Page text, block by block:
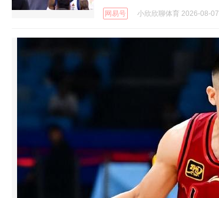
网易号 小欣欣聊体育 2026-08-07